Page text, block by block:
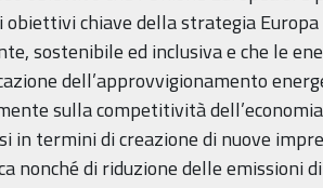
obiettivi chiave della strategia
sostenibile ed inclusiva e che le
dell’approvvigionamento
sulla competitività
in termini di creazione di nuove
nonché di riduzione delle emissioni